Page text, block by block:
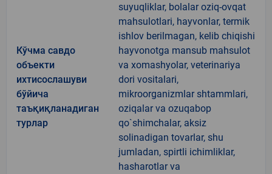
Кўчма савдо
объекти
ихтисослашуви
бўйича
таъқиқланадиган
турлар
suyuqliklar, bolalar oziq-ovqat
mahsulotlari, hayvonlar, termik
ishlov berilmagan, kelib chiqishi
hayvonotga mansub mahsulot
va xomashyolar, veterinariya
dori vositalari,
mikroorganizmlar shtammlari,
oziqalar va ozuqabop
qo`shimchalar, aksiz
solinadigan tovarlar, shu
jumladan, spirtli ichimliklar,
hasharotlar va